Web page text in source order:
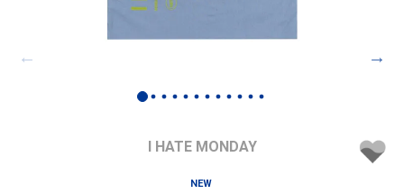
I HATE MONDAY
NEW